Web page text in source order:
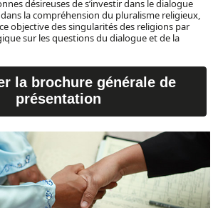
désireuses de s’investir dans le dialogue
la compréhension du pluralisme religieux,
objective des singularités des religions par
sur les questions du dialogue et de la
la brochure générale de
présentation